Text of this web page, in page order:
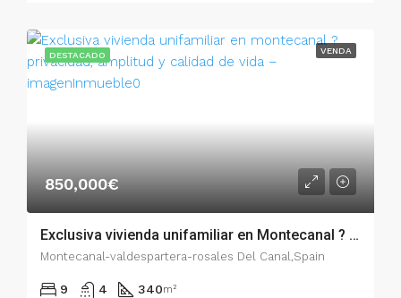
DESTACADO VENDA
850,000€
Exclusiva vivienda unifamiliar en Montecanal ? Privacidad, amplitud y calidad de vida – v-016-012
Montecanal-valdespartera-rosales Del Canal,Spain
9 4 340m²